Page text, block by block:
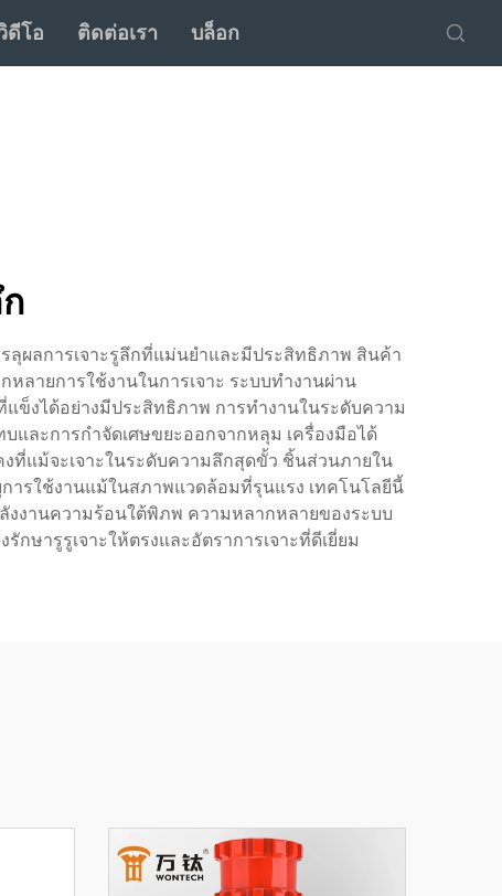
ดีโอ ติดต่อเรา บล็อก
ลุผลการเจาะรูลึกที่แม่นยำและมีประสิทธิภาพ สินค้า
ลายการใช้งานในการเจาะ ระบบทำงานผ่าน
ข็งได้อย่างมีประสิทธิภาพ การทำงานในระดับความ
และการกำจัดเศษขยะออกจากหลุม เครื่องมือได้
ที่แม้จะเจาะในระดับความลึกสุดขั้ว ชิ้นส่วนภายใน
รใช้งานแม้ในสภาพแวดล้อมที่รุนแรง เทคโนโลยีนี้
งงานความร้อนใต้พิภพ ความหลากหลายของระบบ
ารูรูเจาะให้ตรงและอัตราการเจาะที่ดีเยี่ยม